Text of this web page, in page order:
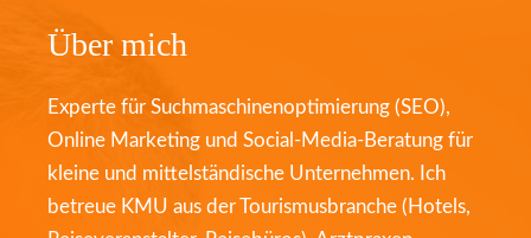
Über mich
Experte für Suchmaschinenoptimierung (SEO),
Online Marketing und Social-Media-Beratung für
kleine und mittelständische Unternehmen. Ich
betreue KMU aus der Tourismusbranche (Hotels,